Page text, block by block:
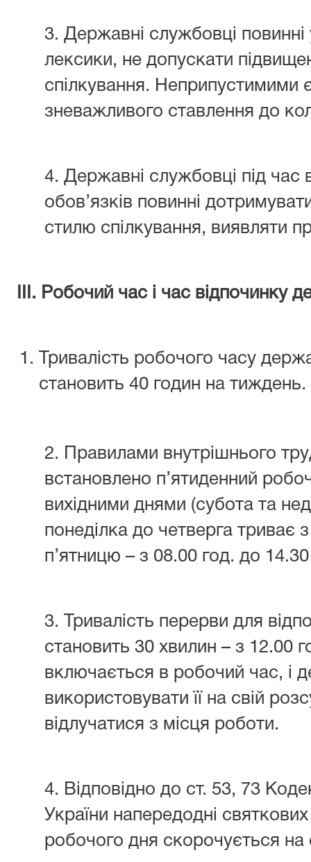
3. Державні службовці повинні
лексики, не допускати
спілкування. Неприпустимими
зневажливого ставлення до
4. Державні службовці під час
обов’язків повинні
стилю спілкування, виявляти
ІІІ. Робочий час і час
Тривалість робочого часу
становить 40 годин на тиждень.
2. Правилами внутрішнього
встановлено п’ятиденний
вихідними днями (субота та
понеділка до четверга триває
п’ятницю – з 08.00 год. до
3. Тривалість перерви для
становить 30 хвилин – з 12.00
включається в робочий час, і
використовувати її на свій
відлучатися з місця роботи.
4. Відповідно до ст. 53, 73
України напередодні
робочого дня скорочується на